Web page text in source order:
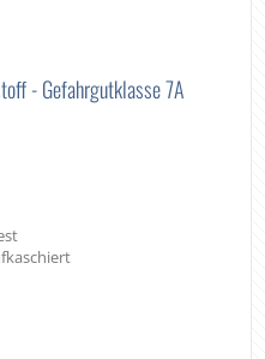
- Gefahrgutklasse 7A